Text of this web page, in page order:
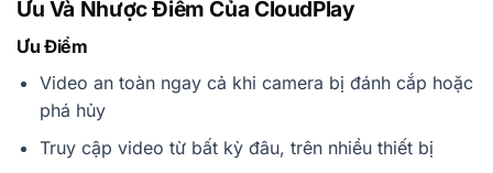
Ưu Và Nhược Điểm Của CloudPlay
Ưu Điểm
Video an toàn ngay cả khi camera bị đánh cắp hoặc
phá hủy
Truy cập video từ bất kỳ đâu, trên nhiều thiết bị